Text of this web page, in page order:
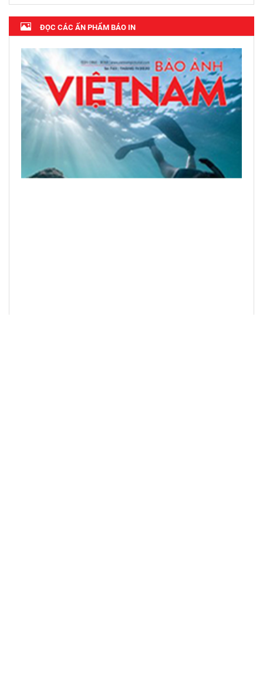
ĐỌC CÁC ẤN PHẨM BÁO IN